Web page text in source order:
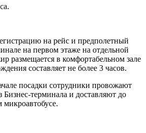
на рейс и предполетный
на первом этаже на отдельной
размещается в комфортабельном зале
составляет не более 3 часов.
посадки сотрудники провожают
Бизнес-терминала и доставляют до
микроавтобусе.